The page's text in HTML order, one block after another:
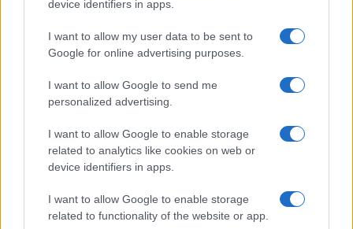
device identifiers in apps.
I want to allow my user data to be sent to
Google for online advertising purposes.
I want to allow Google to send me
personalized advertising.
I want to allow Google to enable storage
related to analytics like cookies on web or
device identifiers in apps.
I want to allow Google to enable storage
related to functionality of the website or app.
Ennyike. Szolidaritás a megvert, bebörtönzött
ellenzékiekkel? Sehol. Az erőszak elítélése, a
választások felülvizsgálatának követelése?
Sehol. Szankciók ügye? Meg sincs említve. Ja,
mert egyszer már meg lettek, csak éppen
ellenkező előjellel: néhány hete
közölte:
„Magyarország azt képviseli, hogy az unió